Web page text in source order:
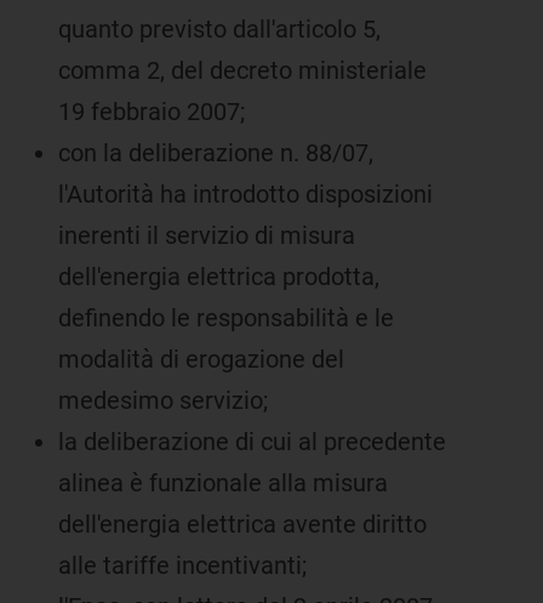
quanto previsto dall'articolo 5,
comma 2, del decreto ministeriale
19 febbraio 2007;
con la deliberazione n. 88/07,
l'Autorità ha introdotto disposizioni
inerenti il servizio di misura
dell'energia elettrica prodotta,
definendo le responsabilità e le
modalità di erogazione del
medesimo servizio;
la deliberazione di cui al precedente
alinea è funzionale alla misura
dell'energia elettrica avente diritto
alle tariffe incentivanti;